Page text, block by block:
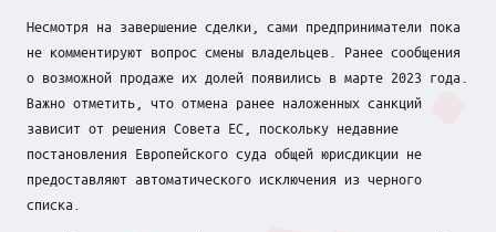
Несмотря на завершение сделки, сами предприниматели пока
не комментируют вопрос смены владельцев. Ранее сообщения
о возможной продаже их долей появились в марте 2023 года.
Важно отметить, что отмена ранее наложенных санкций
зависит от решения Совета ЕС, поскольку недавние
постановления Европейского суда общей юрисдикции не
предоставляют автоматического исключения из черного
списка.